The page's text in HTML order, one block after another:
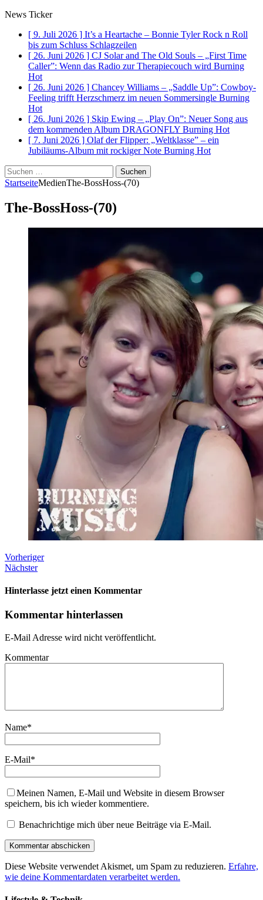
News Ticker
[ 9. Juli 2026 ] It’s a Heartache – Bonnie Tyler Rock n Roll
bis zum Schluss Schlagzeilen
[ 26. Juni 2026 ] CJ Solar and The Old Souls – „First Time
Caller”: Wenn das Radio zur Therapiecouch wird Burning
Hot
[ 26. Juni 2026 ] Chancey Williams – „Saddle Up”: Cowboy-
Feeling trifft Herzschmerz im neuen Sommersingle Burning
Hot
[ 26. Juni 2026 ] Skip Ewing – „Play On”: Neuer Song aus
dem kommenden Album DRAGONFLY Burning Hot
[ 7. Juni 2026 ] Olaf der Flipper: „Weltklasse” – ein
Jubiläums-Album mit rockiger Note Burning Hot
Suchen
nach:
StartseiteMedienThe-BossHoss-(70)
The-BossHoss-(70)
Vorheriger
Nächster
Hinterlasse jetzt einen Kommentar
Kommentar hinterlassen
E-Mail Adresse wird nicht veröffentlicht.
Kommentar
Name*
E-Mail*
Meinen Namen, E-Mail und Website in diesem Browser
speichern, bis ich wieder kommentiere.
Benachrichtige mich über neue Beiträge via E-Mail.
Diese Website verwendet Akismet, um Spam zu reduzieren. Erfahre,
wie deine Kommentardaten verarbeitet werden.